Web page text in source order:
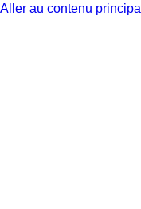
Aller au contenu principal